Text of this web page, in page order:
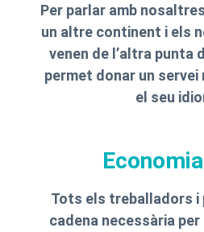
Per parlar amb
un altre continent i els
venen de l’altra punta
permet donar un servei
el seu
Tots els treballadors i
cadena necessària